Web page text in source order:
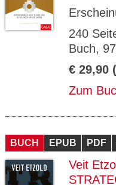
240
Buch,
€ 29,90
Zum
BUCH EPUB PDF
Veit